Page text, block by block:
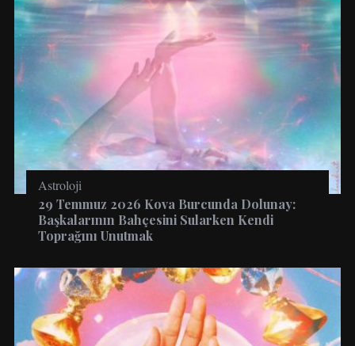
Astroloji
29 Temmuz 2026 Kova Burcunda Dolunay:
Başkalarının Bahçesini Sularken Kendi
Toprağını Unutmak